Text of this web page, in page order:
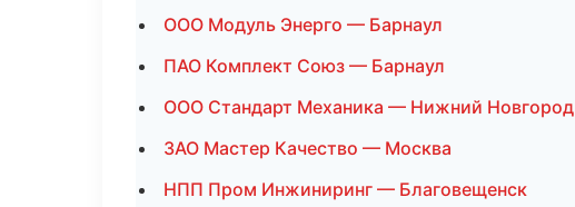
ООО Модуль Энерго — Барнаул
ПАО Комплект Союз — Барнаул
ООО Стандарт Механика — Нижний Новгород
ЗАО Мастер Качество — Москва
НПП Пром Инжиниринг — Благовещенск